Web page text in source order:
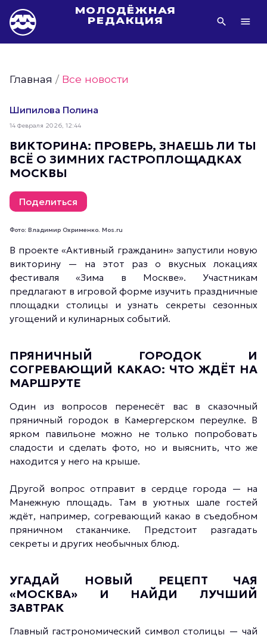
МОЛОДЁЖНАЯ
РЕДАКЦИЯ
Фото Молодёжи Москвы
Фотогалереи Молодёжи Москвы
Статьи Молодёжи Москвы
Молодёжь Москвы культурная
Молодёжь Москвы спортивная
Молодёжь Москвы в движении
Молодёжь Москвы здоровая
Молодёжь Москвы профессиональная
Молодёжь Москвы туристическая
Все новости
Главная /Все новости
Шипилова Полина
14 Февраля 2026, 12:44
ВИКТОРИНА: ПРОВЕРЬ, ЗНАЕШЬ ЛИ ТЫ
ВСЁ О ЗИМНИХ ГАСТРОПЛОЩАДКАХ
МОСКВЫ
Поделиться
Фото: Владимир Охрименко. Mos.ru
В проекте «Активный гражданин» запустили новую
викторину — на этот раз о вкусных локациях
фестиваля «Зима в Москве». Участникам
предлагают в игровой форме изучить праздничные
площадки столицы и узнать секреты сезонных
угощений и кулинарных событий.
ПРЯНИЧНЫЙ ГОРОДОК И
СОГРЕВАЮЩИЙ КАКАО: ЧТО ЖДЁТ НА
МАРШРУТЕ
Один из вопросов перенесёт вас в сказочный
пряничный городок в Камергерском переулке. В
ярком павильоне можно не только попробовать
сладости и сделать фото, но и выяснить, что же
находится у него на крыше.
Другой вопрос отправит в сердце города — на
Манежную площадь. Там в уютных шале гостей
ждёт, например, согревающий какао в съедобном
пряничном стаканчике. Предстоит разгадать
секреты и других необычных блюд.
УГАДАЙ НОВЫЙ РЕЦЕПТ ЧАЯ
«МОСКВА» И НАЙДИ ЛУЧШИЙ
ЗАВТРАК
Главный гастрономический символ столицы — чай